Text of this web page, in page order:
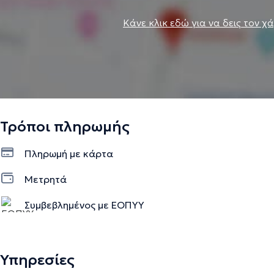
Κάνε κλικ εδώ για να δεις τον
Τρόποι πληρωμής
Πληρωμή με κάρτα
Μετρητά
Συμβεβλημένος με ΕΟΠΥΥ
Υπηρεσίες